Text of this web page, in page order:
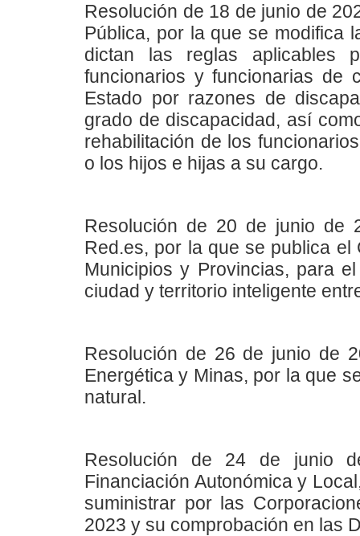
Resolución de 18 de junio de
Pública, por la que se modifica
dictan las reglas aplicables
funcionarios y funcionarias de
Estado por razones de
grado de discapacidad, así
rehabilitación de los
o los hijos e hijas a su cargo.
Resolución de 20 de junio de
Red.es, por la que se publica
Municipios y Provincias, para
ciudad y territorio inteligente
Resolución de 26 de junio de
Energética y Minas, por la que
natural.
Resolución de 24 de junio
Financiación Autonómica y
suministrar por las
2023 y su comprobación en las